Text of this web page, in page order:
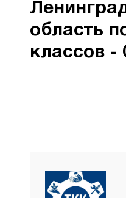
область
классов -